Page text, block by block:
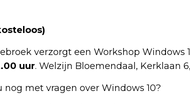
verzorgt een Workshop Windows
uur. Welzijn Bloemendaal, Kerklaan
nog met vragen over Windows 10?